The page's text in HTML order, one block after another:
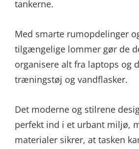
tankerne.
Med smarte rumopdelinger
tilgængelige lommer gør de
organisere alt fra laptops og
træningstøj og vandflasker.
Det moderne og stilrene
perfekt ind i et urbant miljø,
materialer sikrer, at tasken